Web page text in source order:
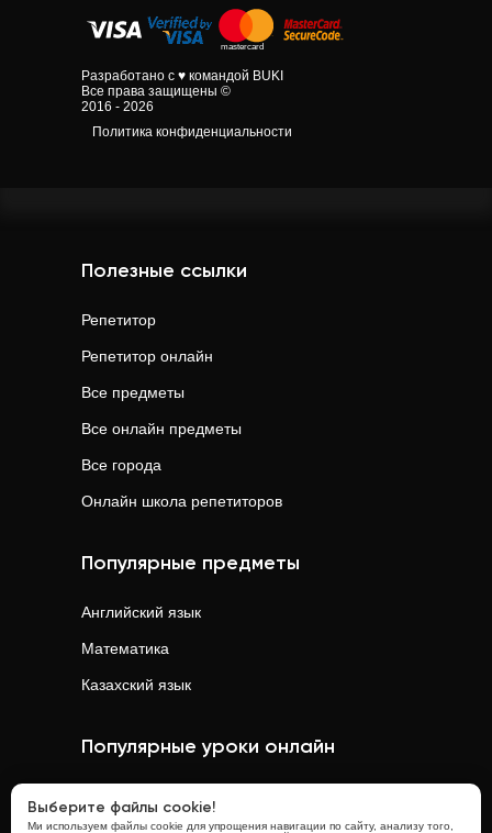
Разработано с ♥ командой BUKI
Все права защищены ©
2016 - 2026
Политика конфиденциальности
Полезные ссылки
Репетитор
Репетитор онлайн
Все предметы
Все онлайн предметы
Все города
Онлайн школа репетиторов
Популярные предметы
Английский язык
Математика
Казахский язык
Популярные уроки онлайн
Выберите файлы cookie!
Ми используем файлы cookie для упрощения навигации по сайту, анализу того,